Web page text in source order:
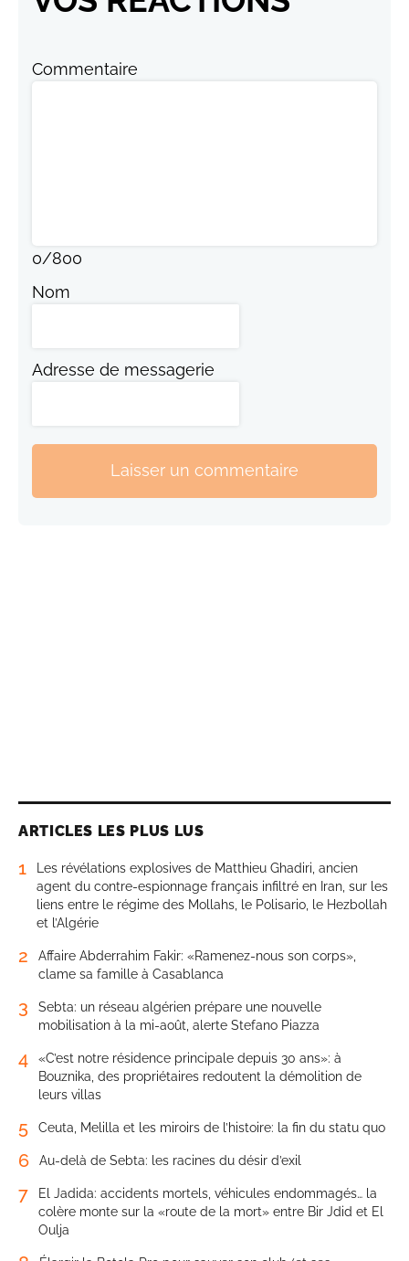
Commentaire
0/800
Nom
Adresse de messagerie
Laisser un commentaire
ARTICLES LES PLUS LUS
1
Les révélations explosives de Matthieu Ghadiri, ancien
agent du contre-espionnage français infiltré en Iran, sur les
liens entre le régime des Mollahs, le Polisario, le Hezbollah
et l’Algérie
2
Affaire Abderrahim Fakir: «Ramenez-nous son corps»,
clame sa famille à Casablanca
3
Sebta: un réseau algérien prépare une nouvelle
mobilisation à la mi-août, alerte Stefano Piazza
4
«C’est notre résidence principale depuis 30 ans»: à
Bouznika, des propriétaires redoutent la démolition de
leurs villas
5 Ceuta, Melilla et les miroirs de l’histoire: la fin du statu quo
6 Au-delà de Sebta: les racines du désir d’exil
7
El Jadida: accidents mortels, véhicules endommagés… la
colère monte sur la «route de la mort» entre Bir Jdid et El
Oulja